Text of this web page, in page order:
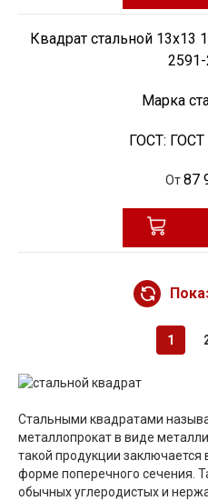
Квадрат стальной 13х13
Марка
ГОСТ: ГОСТ
От87
1
Стальными квадратами
металлопрокат в виде
такой продукции заключается
форме поперечного сечения.
обычных углеродистых и